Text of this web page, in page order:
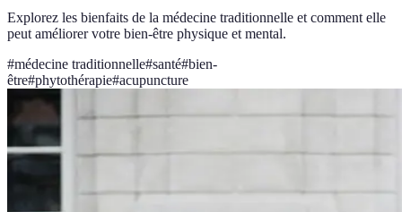
Explorez les bienfaits de la médecine traditionnelle et comment elle
peut améliorer votre bien-être physique et mental.
#médecine traditionnelle#santé#bien-
être#phytothérapie#acupuncture